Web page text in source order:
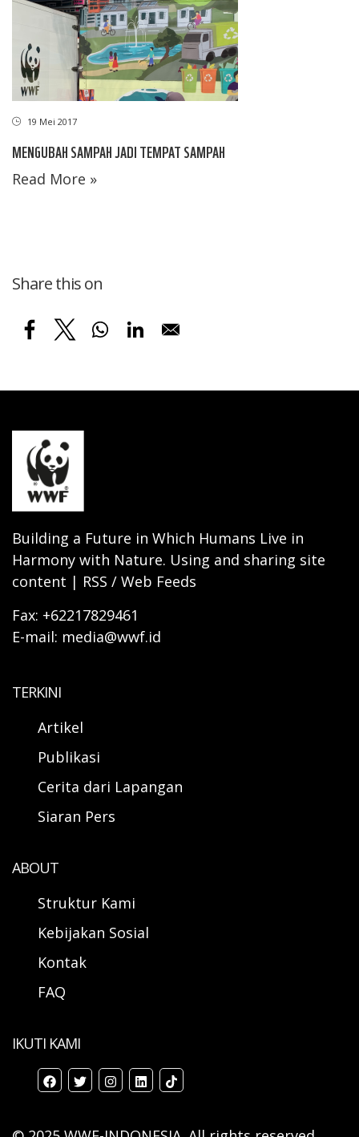
19 Mei 2017
MENGUBAH SAMPAH JADI TEMPAT SAMPAH
Read More »
Share this on
Building a Future in Which Humans Live in
Harmony with Nature. Using and sharing site
content | RSS / Web Feeds
Fax: +62217829461
E-mail: media@wwf.id
TERKINI
Artikel
Publikasi
Cerita dari Lapangan
Siaran Pers
ABOUT
Struktur Kami
Kebijakan Sosial
Kontak
FAQ
IKUTI KAMI